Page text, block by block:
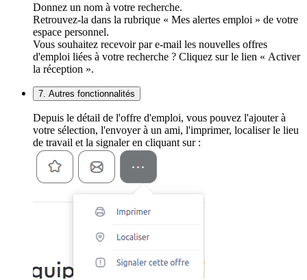
Donnez un nom à votre recherche.
Retrouvez-la dans la rubrique « Mes alertes emploi » de votre
espace personnel.
Vous souhaitez recevoir par e-mail les nouvelles offres
d'emploi liées à votre recherche ? Cliquez sur le lien « Activer
la réception ».
7. Autres fonctionnalités
Depuis le détail de l'offre d'emploi, vous pouvez l'ajouter à
votre sélection, l'envoyer à un ami, l'imprimer, localiser le lieu
de travail et la signaler en cliquant sur :